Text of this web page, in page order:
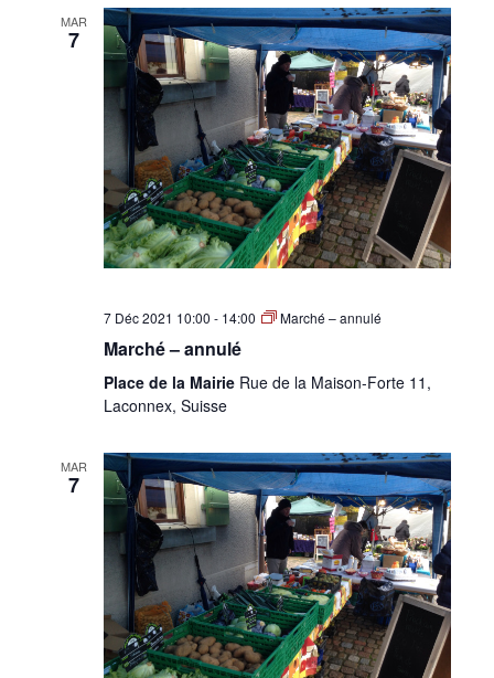
MAR
7
7 Déc 2021 10:00 - 14:00 Marché – annulé
Marché – annulé
Place de la Mairie Rue de la Maison-Forte 11,
Laconnex, Suisse
MAR
7